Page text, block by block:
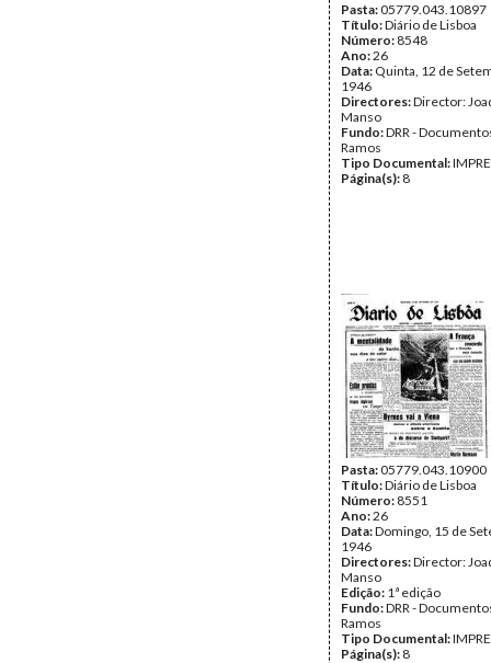
Pasta:05779.043.10897
Título:Diário de Lisboa
Número: 8548
Ano:26
Data: Quinta, 12 de
1946
Directores:Director:
Manso
Fundo:DRR -
Ramos
Tipo Documental:
Página(s): 8
Pasta:05779.043.10900
Título:Diário de Lisboa
Número: 8551
Ano:26
Data:Domingo, 15 de
1946
Directores:Director:
Manso
Edição: 1ª edição
Fundo:DRR -
Ramos
Tipo Documental:
Página(s): 8